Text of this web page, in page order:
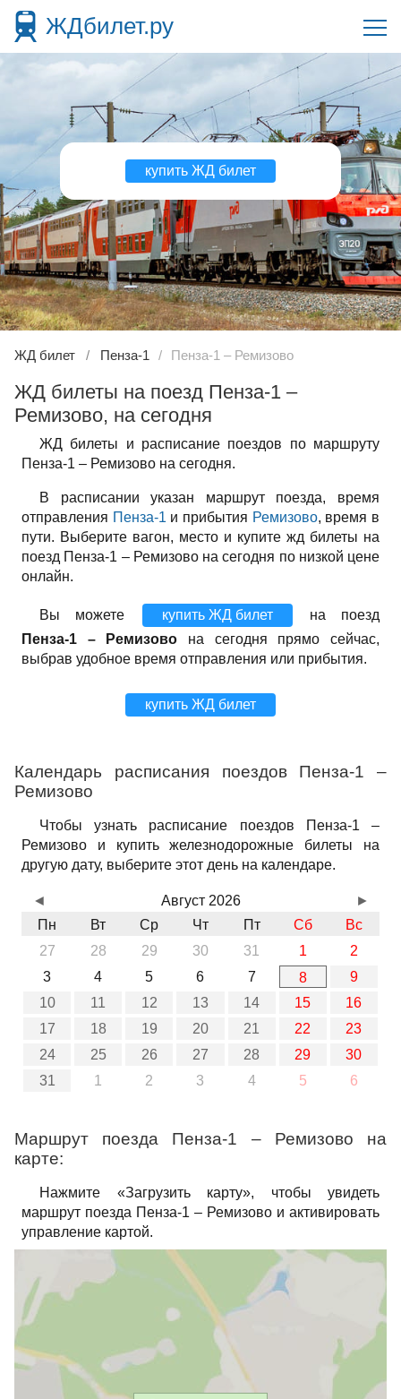
ЖДбилет.ру
купить ЖД билет
ЖД билет Пенза-1 Пенза-1 – Ремизово
ЖД билеты на поезд Пенза-1 –
Ремизово, на сегодня
ЖД билеты и расписание поездов по маршруту
Пенза-1 – Ремизово на сегодня.
В расписании указан маршрут поезда, время
отправления Пенза-1 и прибытия Ремизово, время в
пути. Выберите вагон, место и купите жд билеты на
поезд Пенза-1 – Ремизово на сегодня по низкой цене
онлайн.
Вы можете купить ЖД билет
на поезд
Пенза-1 – Ремизово на сегодня прямо сейчас,
выбрав удобное время отправления или прибытия.
купить ЖД билет
Календарь расписания поездов Пенза-1 –
Ремизово
Чтобы узнать расписание поездов Пенза-1 –
Ремизово и купить железнодорожные билеты на
другую дату, выберите этот день на календаре.
Август 2026
Пн
Вт Ср Чт Пт Сб
Вс
27
28 29 30 31 1
2
3
4 5 6 7 8
9
10
11 12 13 14 15
16
17
18 19 20 21 22
23
24
25 26 27 28 29
30
31
1 2 3 4 5 6
◄ ►
Маршрут поезда Пенза-1 – Ремизово на
карте:
Нажмите «Загрузить карту», чтобы увидеть
маршрут поезда Пенза-1 – Ремизово и активировать
управление картой.